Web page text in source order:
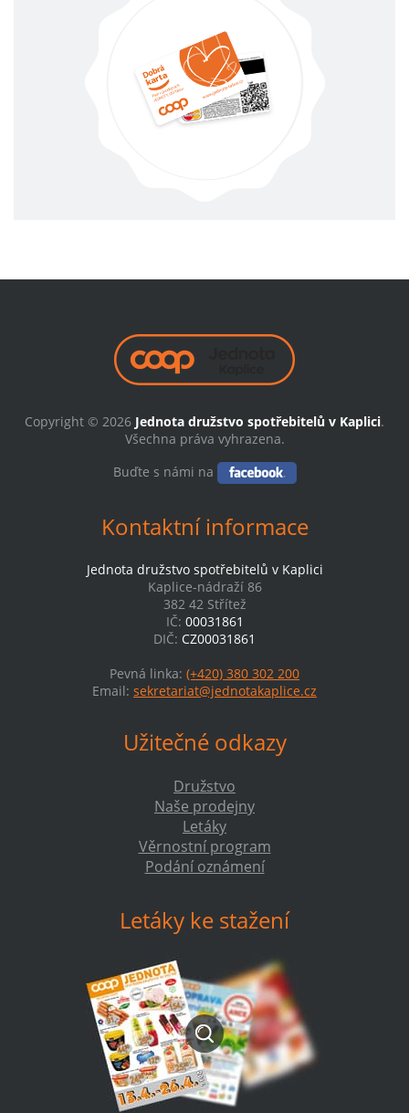
Copyright © 2026 Jednota družstvo spotřebitelů v Kaplici.
Všechna práva vyhrazena.
Buďte s námi na
Kontaktní informace
Jednota družstvo spotřebitelů v Kaplici
Kaplice-nádraží 86
382 42 Střítež
IČ: 00031861
DIČ: CZ00031861
Pevná linka: (+420) 380 302 200
Email: sekretariat@jednotakaplice.cz
Užitečné odkazy
Družstvo
Naše prodejny
Letáky
Věrnostní program
Podání oznámení
Letáky ke stažení